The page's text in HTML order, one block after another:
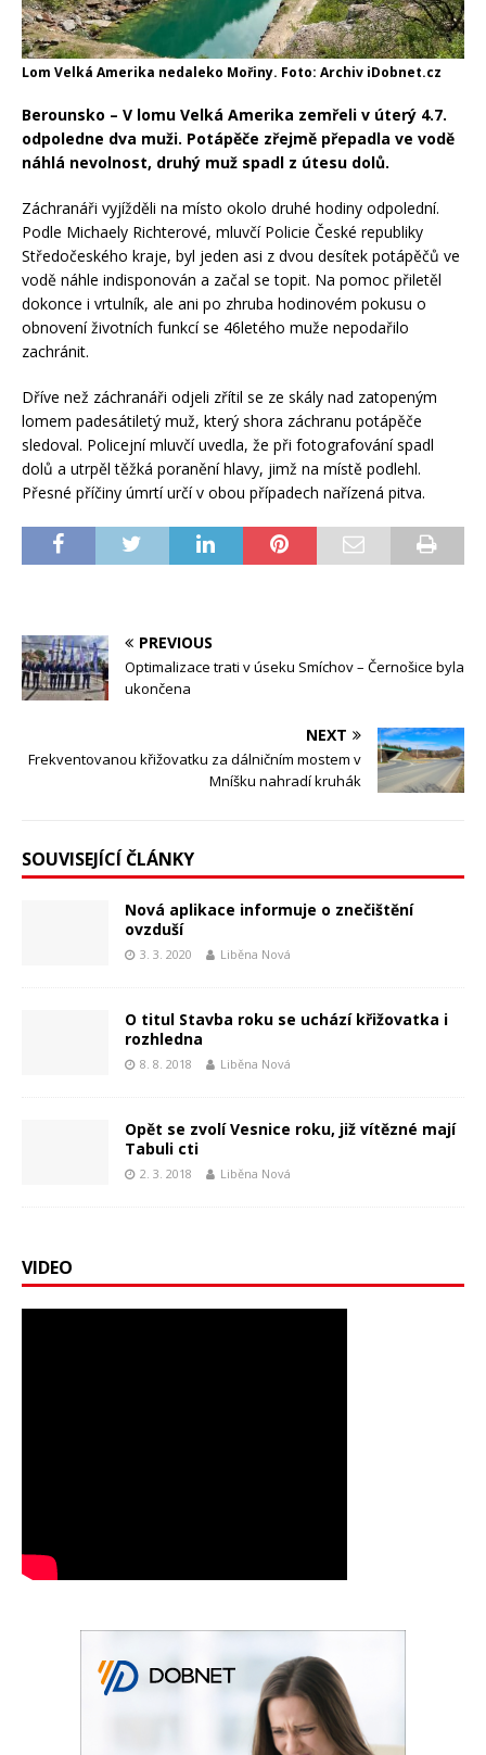
Lom Velká Amerika nedaleko Mořiny. Foto: Archiv iDobnet.cz
Berounsko – V lomu Velká Amerika zemřeli v úterý 4.7.
odpoledne dva muži. Potápěče zřejmě přepadla ve vodě
náhlá nevolnost, druhý muž spadl z útesu dolů.
Záchranáři vyjížděli na místo okolo druhé hodiny odpolední.
Podle Michaely Richterové, mluvčí Policie České republiky
Středočeského kraje, byl jeden asi z dvou desítek potápěčů ve
vodě náhle indisponován a začal se topit. Na pomoc přiletěl
dokonce i vrtulník, ale ani po zhruba hodinovém pokusu o
obnovení životních funkcí se 46letého muže nepodařilo
zachránit.
Dříve než záchranáři odjeli zřítil se ze skály nad zatopeným
lomem padesátiletý muž, který shora záchranu potápěče
sledoval. Policejní mluvčí uvedla, že při fotografování spadl
dolů a utrpěl těžká poranění hlavy, jimž na místě podlehl.
Přesné příčiny úmrtí určí v obou případech nařízená pitva.
PREVIOUS
Optimalizace trati v úseku Smíchov – Černošice byla
ukončena
NEXT
Frekventovanou křižovatku za dálničním mostem v
Mníšku nahradí kruhák
SOUVISEJÍCÍ ČLÁNKY
Nová aplikace informuje o znečištění
ovzduší
3. 3. 2020 Liběna Nová
O titul Stavba roku se uchází křižovatka i
rozhledna
8. 8. 2018 Liběna Nová
Opět se zvolí Vesnice roku, již vítězné mají
Tabuli cti
2. 3. 2018 Liběna Nová
VIDEO